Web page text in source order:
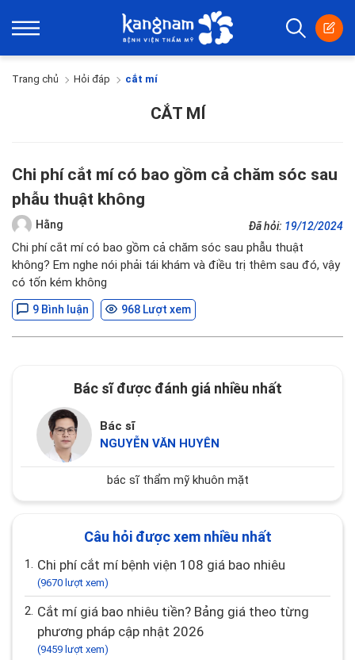
Trang chủ Hỏi đáp cắt mí
CẮT MÍ
Chi phí cắt mí có bao gồm cả chăm sóc sau
phẫu thuật không
Hằng Đã hỏi: 19/12/2024
Chi phí cắt mí có bao gồm cả chăm sóc sau phẫu thuật
không? Em nghe nói phải tái khám và điều trị thêm sau đó, vậy
có tốn kém không
9 Bình luận 968 Lượt xem
Bác sĩ được đánh giá nhiều nhất
Bác sĩ
NGUYỄN VĂN HUYÊN
bác sĩ thẩm mỹ khuôn mặt
Câu hỏi được xem nhiều nhất
1. Chi phí cắt mí bệnh viện 108 giá bao nhiêu
(9670 lượt xem)
2. Cắt mí giá bao nhiêu tiền? Bảng giá theo từng
phương pháp cập nhật 2026
(9459 lượt xem)